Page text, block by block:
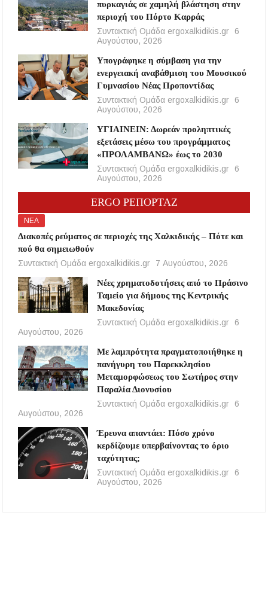
πυρκαγιάς σε χαμηλή βλάστηση στην
περιοχή του Πόρτο Καρράς
Συντακτική Ομάδα ergoxalkidikis.gr
6
Αυγούστου, 2026
Υπογράφηκε η σύμβαση για την
ενεργειακή αναβάθμιση του Μουσικού
Γυμνασίου Νέας Προποντίδας
Συντακτική Ομάδα ergoxalkidikis.gr
6
Αυγούστου, 2026
ΥΓΙΑΙΝΕΙΝ: Δωρεάν προληπτικές
εξετάσεις μέσω του προγράμματος
«ΠΡΟΛΑΜΒΑΝΩ» έως το 2030
Συντακτική Ομάδα ergoxalkidikis.gr
6
Αυγούστου, 2026
ERGO ΡΕΠΟΡΤΑΖ
ΝΕΑ
Διακοπές ρεύματος σε περιοχές της Χαλκιδικής – Πότε και
πού θα σημειωθούν
Συντακτική Ομάδα ergoxalkidikis.gr
7 Αυγούστου, 2026
Νέες χρηματοδοτήσεις από το Πράσινο
Ταμείο για δήμους της Κεντρικής
Μακεδονίας
Συντακτική Ομάδα ergoxalkidikis.gr
6
Αυγούστου, 2026
Με λαμπρότητα πραγματοποιήθηκε η
πανήγυρη του Παρεκκλησίου
Μεταμορφώσεως του Σωτήρος στην
Παραλία Διονυσίου
Συντακτική Ομάδα ergoxalkidikis.gr
6
Αυγούστου, 2026
Έρευνα απαντάει: Πόσο χρόνο
κερδίζουμε υπερβαίνοντας το όριο
ταχύτητας;
Συντακτική Ομάδα ergoxalkidikis.gr
6
Αυγούστου, 2026